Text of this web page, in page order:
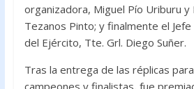
organizadora, Miguel Pío Uriburu y
Tezanos Pinto; y finalmente el
del Ejército, Tte. Grl. Diego Suñer.
Tras la entrega de las réplicas